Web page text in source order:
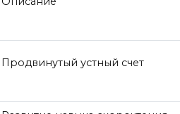
Продвинутый устный счет